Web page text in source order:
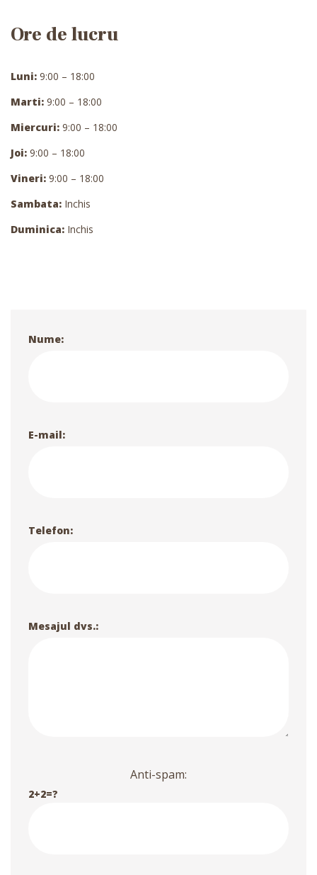
Ore de lucru
Luni: 9:00 – 18:00
Marti: 9:00 – 18:00
Miercuri: 9:00 – 18:00
Joi: 9:00 – 18:00
Vineri: 9:00 – 18:00
Sambata: Inchis
Duminica: Inchis
Nume:
E-mail:
Telefon:
Mesajul dvs.:
Anti-spam:
2+2=?